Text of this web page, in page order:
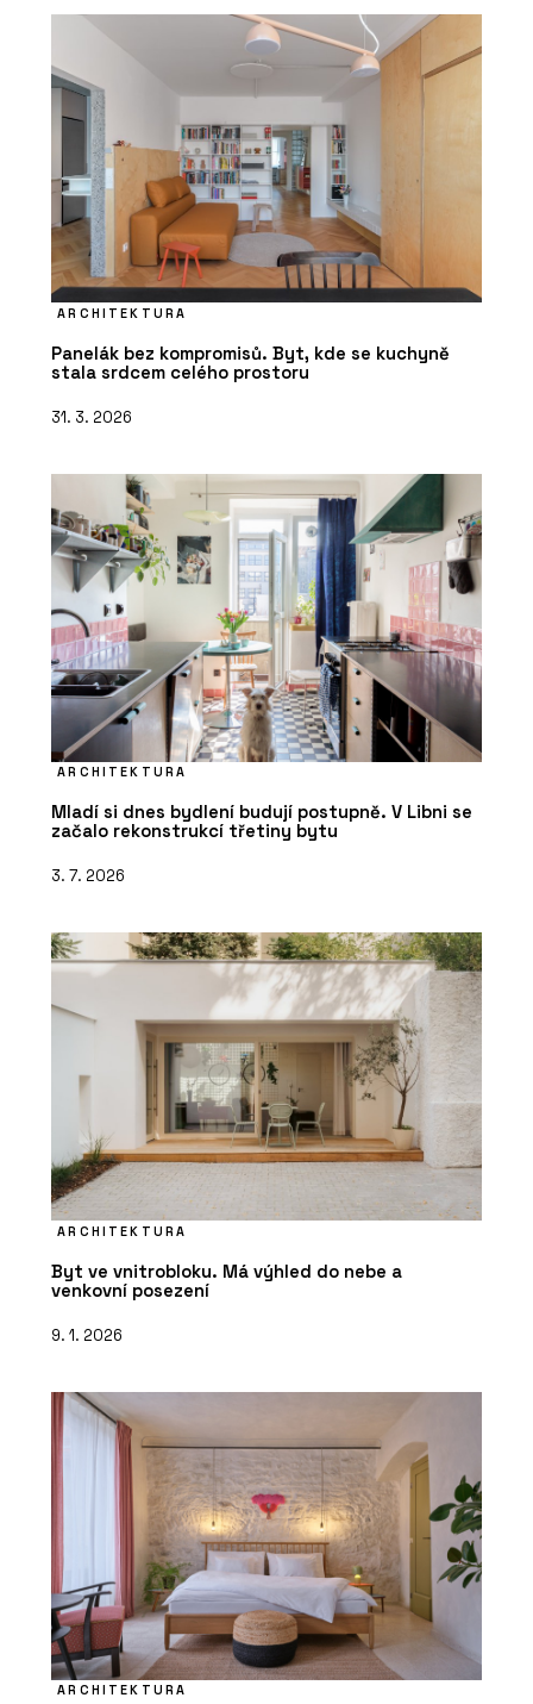
ARCHITEKTURA
Panelák bez kompromisů. Byt, kde se kuchyně
stala srdcem celého prostoru
31. 3. 2026
ARCHITEKTURA
Mladí si dnes bydlení budují postupně. V Libni se
začalo rekonstrukcí třetiny bytu
3. 7. 2026
ARCHITEKTURA
Byt ve vnitrobloku. Má výhled do nebe a
venkovní posezení
9. 1. 2026
ARCHITEKTURA